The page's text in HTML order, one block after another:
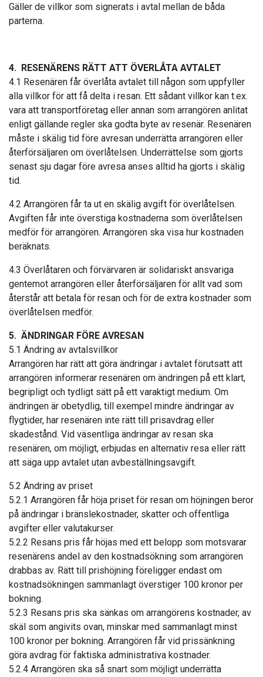
Gäller de villkor som signerats i avtal mellan de båda
parterna.
4. RESENÄRENS RÄTT ATT ÖVERLÅTA AVTALET
4.1 Resenären får överlåta avtalet till någon som uppfyller
alla villkor för att få delta i resan. Ett sådant villkor kan t.ex.
vara att transportföretag eller annan som arrangören anlitat
enligt gällande regler ska godta byte av resenär. Resenären
måste i skälig tid före avresan underrätta arrangören eller
återförsäljaren om överlåtelsen. Underrättelse som gjorts
senast sju dagar före avresa anses alltid ha gjorts i skälig
tid.
4.2 Arrangören får ta ut en skälig avgift för överlåtelsen.
Avgiften får inte överstiga kostnaderna som överlåtelsen
medför för arrangören. Arrangören ska visa hur kostnaden
beräknats.
4.3 Överlåtaren och förvärvaren är solidariskt ansvariga
gentemot arrangören eller återförsäljaren för allt vad som
återstår att betala för resan och för de extra kostnader som
överlåtelsen medför.
5. ÄNDRINGAR FÖRE AVRESAN
5.1 Ändring av avtalsvillkor
Arrangören har rätt att göra ändringar i avtalet förutsatt att
arrangören informerar resenären om ändringen på ett klart,
begripligt och tydligt sätt på ett varaktigt medium. Om
ändringen är obetydlig, till exempel mindre ändringar av
flygtider, har resenären inte rätt till prisavdrag eller
skadestånd. Vid väsentliga ändringar av resan ska
resenären, om möjligt, erbjudas en alternativ resa eller rätt
att säga upp avtalet utan avbeställningsavgift.
5.2 Ändring av priset
5.2.1 Arrangören får höja priset för resan om höjningen beror
på ändringar i bränslekostnader, skatter och offentliga
avgifter eller valutakurser.
5.2.2 Resans pris får höjas med ett belopp som motsvarar
resenärens andel av den kostnadsökning som arrangören
drabbas av. Rätt till prishöjning föreligger endast om
kostnadsökningen sammanlagt överstiger 100 kronor per
bokning.
5.2.3 Resans pris ska sänkas om arrangörens kostnader, av
skäl som angivits ovan, minskar med sammanlagt minst
100 kronor per bokning. Arrangören får vid prissänkning
göra avdrag för faktiska administrativa kostnader.
5.2.4 Arrangören ska så snart som möjligt underrätta